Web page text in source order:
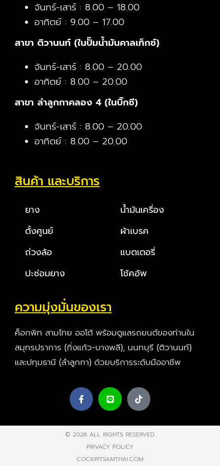
จันทร์-เสาร์ : 8.00 – 18.00
อาทิตย์ : 9.00 – 17.00
สาขา ติวานนท์ (ในปั๊มน้ำมันคาลเท็กซ์)
จันทร์-เสาร์ : 8.00 – 20.00
อาทิตย์ : 8.00 – 20.00
สาขา ลำลูกกาคลอง 4 (ในบิ๊กซี)
จันทร์-เสาร์ : 8.00 – 20.00
อาทิตย์ : 8.00 – 20.00
สินค้า และบริการ
ยาง
ตั้งศูนย์
ถ่วงล้อ
ปะซ่อมยาง
น้ำมันเครื่อง
ผ้าเบรค
แบตเตอรี่
โช้คอัพ
ความมุ่งมั่นของเรา
ค็อกพิท สามไทย ออโต้ พร้อมดูแลรถยนต์ของท่านใน
สมุทรปราการ (กิ่งแก้ว-บางพลี), นนทบุรี (ติวานนท์)
และปทุมธานี (ลำลูกกา) ด้วยบริการระดับมืออาชีพ
© 2026 ALL RIGHTS RESERVED​.
PRIVACY POLICY
COCKPITSAMTHAI.COM